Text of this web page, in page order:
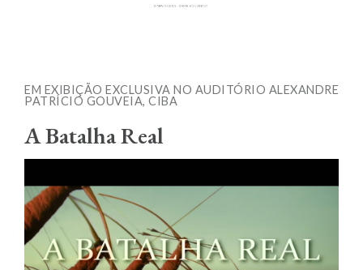
EM EXIBIÇÃO EXCLUSIVA NO AUDITÓRIO ALEXANDRE
PATRÍCIO GOUVEIA, CIBA
A Batalha Real